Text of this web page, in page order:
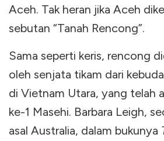
Aceh. Tak heran jika Aceh
sebutan “Tanah Rencong”.
Sama seperti keris, rencong
oleh senjata tikam dari
di Vietnam Utara, yang telah
ke-1 Masehi. Barbara Leigh,
asal Australia, dalam bukunya